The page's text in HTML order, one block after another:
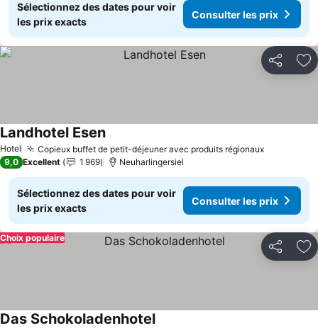
Sélectionnez des dates pour voir
les prix exacts
Consulter les prix
Partager
Hotel Copieux buffet de petit-déjeuner avec produits régionaux
Landhotel Esen
9,0 Excellent 1 969 Neuharlingersiel
Sélectionnez des dates pour voir
les prix exacts
Consulter les prix
Partager
Choix populaire
Das Schokoladenhotel